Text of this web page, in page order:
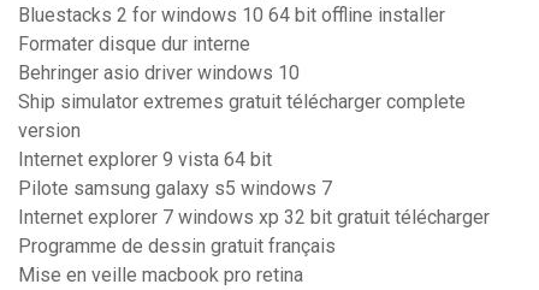
Bluestacks 2 for windows 10 64 bit offline installer
Formater disque dur interne
Behringer asio driver windows 10
Ship simulator extremes gratuit télécharger complete
version
Internet explorer 9 vista 64 bit
Pilote samsung galaxy s5 windows 7
Internet explorer 7 windows xp 32 bit gratuit télécharger
Programme de dessin gratuit français
Mise en veille macbook pro retina